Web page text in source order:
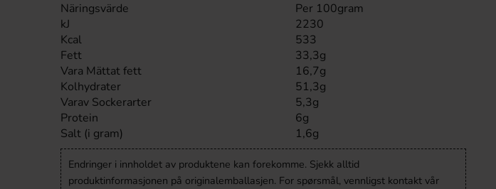
Näringsvärde
Per 100gram
kJ
2230
Kcal
533
Fett
33,3g
Vara Mättat fett
16,7g
Kolhydrater
51,3g
Varav Sockerarter
5,3g
Protein
6g
Salt (i gram)
1,6g
Endringer i innholdet av produktene kan forekomme. Sjekk alltid
produktinformasjonen på originalemballasjen. For spørsmål, vennligst kontakt vår